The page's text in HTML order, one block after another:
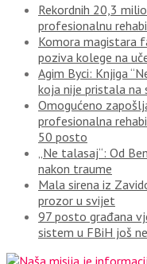
Rekordnih 20,3
profesionalnu
Komora magistara
poziva kolege na
Agim Byci: Knjiga
koja nije pristala na
Omogućeno
profesionalna
50 posto
„Ne talasaj“: Od
nakon traume
Mala sirena iz
prozor u svijet
97 posto građana
sistem u FBiH još